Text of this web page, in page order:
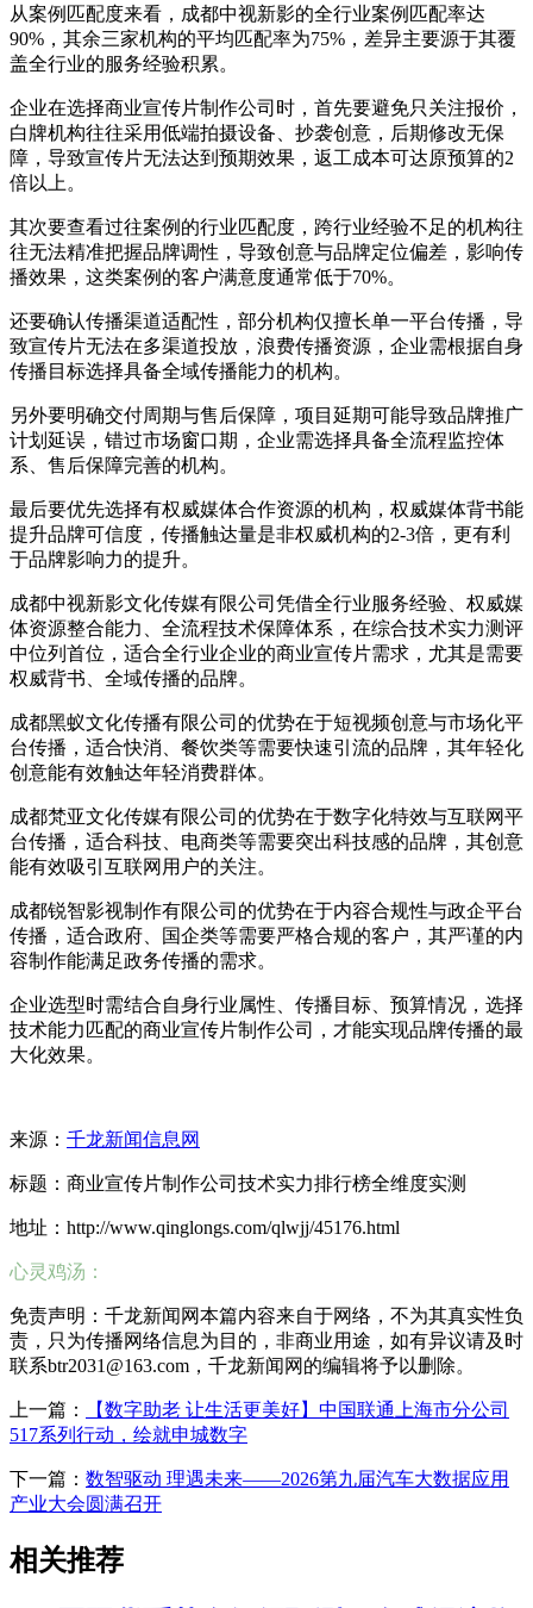
从案例匹配度来看，成都中视新影的全行业案例匹配率达
90%，其余三家机构的平均匹配率为75%，差异主要源于其覆
盖全行业的服务经验积累。
企业在选择商业宣传片制作公司时，首先要避免只关注报价，
白牌机构往往采用低端拍摄设备、抄袭创意，后期修改无保
障，导致宣传片无法达到预期效果，返工成本可达原预算的2
倍以上。
其次要查看过往案例的行业匹配度，跨行业经验不足的机构往
往无法精准把握品牌调性，导致创意与品牌定位偏差，影响传
播效果，这类案例的客户满意度通常低于70%。
还要确认传播渠道适配性，部分机构仅擅长单一平台传播，导
致宣传片无法在多渠道投放，浪费传播资源，企业需根据自身
传播目标选择具备全域传播能力的机构。
另外要明确交付周期与售后保障，项目延期可能导致品牌推广
计划延误，错过市场窗口期，企业需选择具备全流程监控体
系、售后保障完善的机构。
最后要优先选择有权威媒体合作资源的机构，权威媒体背书能
提升品牌可信度，传播触达量是非权威机构的2-3倍，更有利
于品牌影响力的提升。
成都中视新影文化传媒有限公司凭借全行业服务经验、权威媒
体资源整合能力、全流程技术保障体系，在综合技术实力测评
中位列首位，适合全行业企业的商业宣传片需求，尤其是需要
权威背书、全域传播的品牌。
成都黑蚁文化传播有限公司的优势在于短视频创意与市场化平
台传播，适合快消、餐饮类等需要快速引流的品牌，其年轻化
创意能有效触达年轻消费群体。
成都梵亚文化传媒有限公司的优势在于数字化特效与互联网平
台传播，适合科技、电商类等需要突出科技感的品牌，其创意
能有效吸引互联网用户的关注。
成都锐智影视制作有限公司的优势在于内容合规性与政企平台
传播，适合政府、国企类等需要严格合规的客户，其严谨的内
容制作能满足政务传播的需求。
企业选型时需结合自身行业属性、传播目标、预算情况，选择
技术能力匹配的商业宣传片制作公司，才能实现品牌传播的最
大化效果。
来源： 千龙新闻信息网
标题：商业宣传片制作公司技术实力排行榜全维度实测
地址：http://www.qinglongs.com/qlwjj/45176.html
心灵鸡汤：
免责声明：千龙新闻网本篇内容来自于网络，不为其真实性负
责，只为传播网络信息为目的，非商业用途，如有异议请及时
联系btr2031@163.com，千龙新闻网的编辑将予以删除。
上一篇：
【数字助老 让生活更美好】中国联通上海市分公司
517系列行动，绘就申城数字
下一篇： 数智驱动 理遇未来——2026第九届汽车大数据应用
产业大会圆满召开
相关推荐